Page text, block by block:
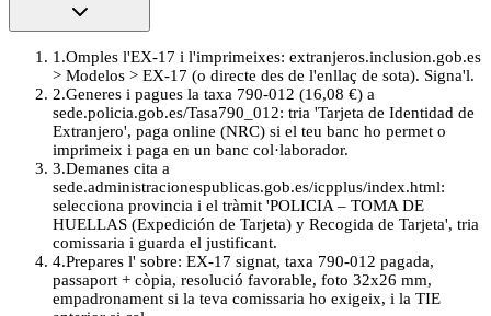
1 .Omples l'EX-17 i l'imprimeixes: extranjeros.inclusion.gob.es
> Modelos > EX-17 (o directe des de l'enllaç de sota). Signa'l.
2.Generes i pagues la taxa 790-012 (16,08 €) a
sede.policia.gob.es/Tasa790_012: tria 'Tarjeta de Identidad de
Extranjero', paga online (NRC) si el teu banc ho permet o
imprimeix i paga en un banc col·laborador.
3.Demanes cita a
sede.administracionespublicas.gob.es/icpplus/index.html:
selecciona provincia i el tràmit 'POLICIA – TOMA DE
HUELLAS (Expedición de Tarjeta) y Recogida de Tarjeta', tria
comissaria i guarda el justificant.
4.Prepares l' sobre: EX-17 signat, taxa 790-012 pagada,
passaport + còpia, resolució favorable, foto 32x26 mm,
empadronament si la teva comissaria ho exigeix, i la TIE